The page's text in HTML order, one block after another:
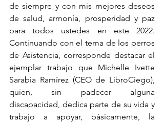
de siempre y con mis mejores deseos
de salud, armonía, prosperidad y paz
para todos ustedes en este 2022.
Continuando con el tema de los perros
de Asistencia, corresponde destacar el
ejemplar trabajo que Michelle Ivette
Sarabia Ramírez (CEO de LibroCiego),
quien, sin padecer alguna
discapacidad, dedica parte de su vida y
trabajo a apoyar, básicamente, la